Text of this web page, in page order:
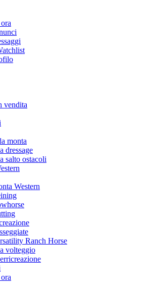
vendita
monta
dressage
salto ostacoli
Western
Ranch Horse
volteggio